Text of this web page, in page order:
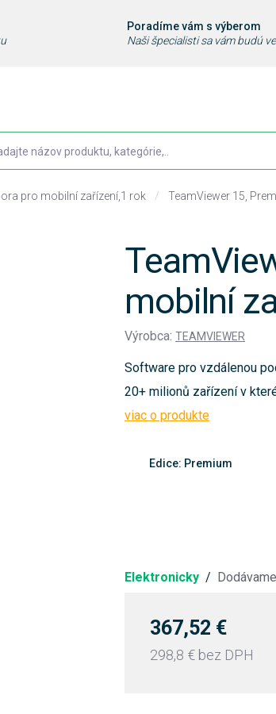
Poradíme vám s výberom
Naši špecialisti sa vám budú
pro mobilní zařízení,1 rok / TeamViewer 15,
mobilní
Výrobca: TEAMVIEWER
Software pro vzdálenou
20+ milionů zařízení v
viac o produkte
Edice: Premium
Elektronicky /
367,52 €
298,8 € bez DPH